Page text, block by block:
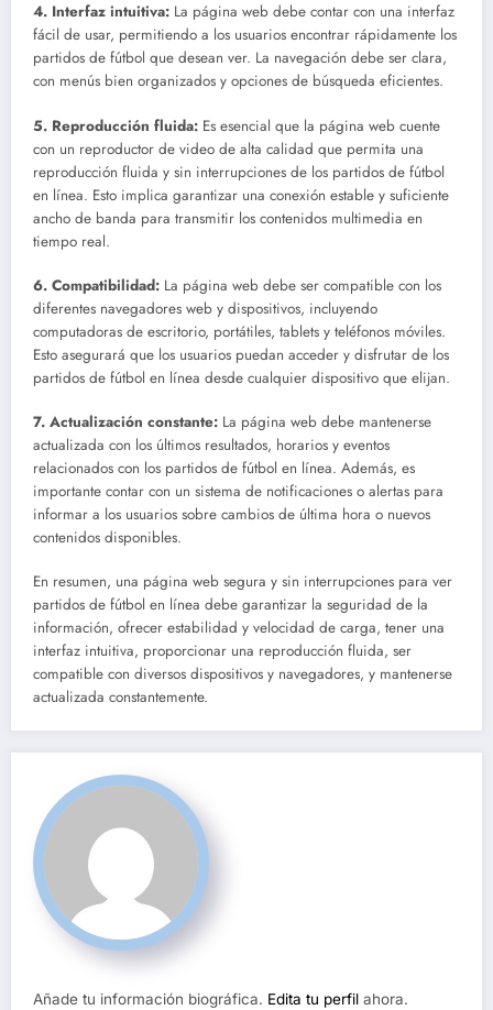
4. Interfaz intuitiva: La página web debe contar con una interfaz
fácil de usar, permitiendo a los usuarios encontrar rápidamente los
partidos de fútbol que desean ver. La navegación debe ser clara,
con menús bien organizados y opciones de búsqueda eficientes.
5. Reproducción fluida: Es esencial que la página web cuente
con un reproductor de video de alta calidad que permita una
reproducción fluida y sin interrupciones de los partidos de fútbol
en línea. Esto implica garantizar una conexión estable y suficiente
ancho de banda para transmitir los contenidos multimedia en
tiempo real.
6. Compatibilidad: La página web debe ser compatible con los
diferentes navegadores web y dispositivos, incluyendo
computadoras de escritorio, portátiles, tablets y teléfonos móviles.
Esto asegurará que los usuarios puedan acceder y disfrutar de los
partidos de fútbol en línea desde cualquier dispositivo que elijan.
7. Actualización constante: La página web debe mantenerse
actualizada con los últimos resultados, horarios y eventos
relacionados con los partidos de fútbol en línea. Además, es
importante contar con un sistema de notificaciones o alertas para
informar a los usuarios sobre cambios de última hora o nuevos
contenidos disponibles.
En resumen, una página web segura y sin interrupciones para ver
partidos de fútbol en línea debe garantizar la seguridad de la
información, ofrecer estabilidad y velocidad de carga, tener una
interfaz intuitiva, proporcionar una reproducción fluida, ser
compatible con diversos dispositivos y navegadores, y mantenerse
actualizada constantemente.
Añade tu información biográfica. Edita tu perfil ahora.